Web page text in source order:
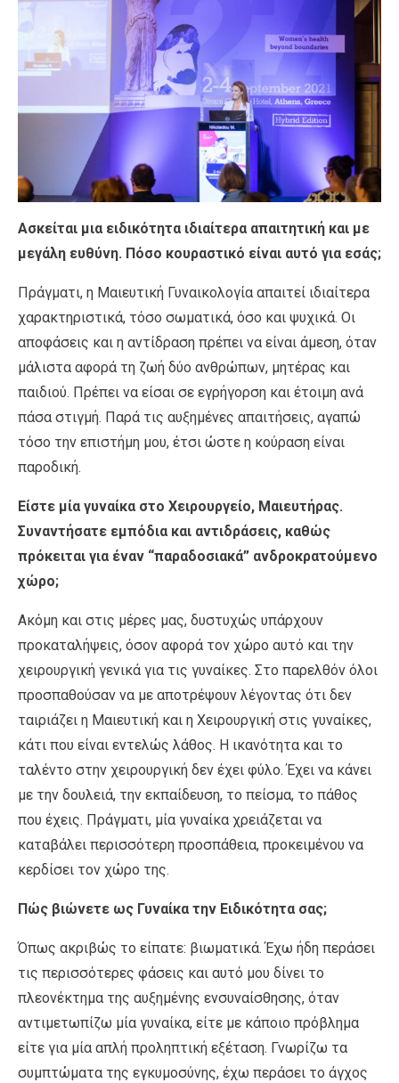
Ασκείται μια ειδικότητα ιδιαίτερα απαιτητική και με
μεγάλη ευθύνη. Πόσο κουραστικό είναι αυτό για εσάς;
Πράγματι, η Μαιευτική Γυναικολογία απαιτεί ιδιαίτερα
χαρακτηριστικά, τόσο σωματικά, όσο και ψυχικά. Οι
αποφάσεις και η αντίδραση πρέπει να είναι άμεση, όταν
μάλιστα αφορά τη ζωή δύο ανθρώπων, μητέρας και
παιδιού. Πρέπει να είσαι σε εγρήγορση και έτοιμη ανά
πάσα στιγμή. Παρά τις αυξημένες απαιτήσεις, αγαπώ
τόσο την επιστήμη μου, έτσι ώστε η κούραση είναι
παροδική.
Είστε μία γυναίκα στο Χειρουργείο, Μαιευτήρας.
Συναντήσατε εμπόδια και αντιδράσεις, καθώς
πρόκειται για έναν “παραδοσιακά” ανδροκρατούμενο
χώρο;
Ακόμη και στις μέρες μας, δυστυχώς υπάρχουν
προκαταλήψεις, όσον αφορά τον χώρο αυτό και την
χειρουργική γενικά για τις γυναίκες. Στο παρελθόν όλοι
προσπαθούσαν να με αποτρέψουν λέγοντας ότι δεν
ταιριάζει η Μαιευτική και η Χειρουργική στις γυναίκες,
κάτι που είναι εντελώς λάθος. Η ικανότητα και το
ταλέντο στην χειρουργική δεν έχει φύλο. Έχει να κάνει
με την δουλειά, την εκπαίδευση, το πείσμα, το πάθος
που έχεις. Πράγματι, μία γυναίκα χρειάζεται να
καταβάλει περισσότερη προσπάθεια, προκειμένου να
κερδίσει τον χώρο της.
Πώς βιώνετε ως Γυναίκα την Ειδικότητα σας;
Όπως ακριβώς το είπατε: βιωματικά. Έχω ήδη περάσει
τις περισσότερες φάσεις και αυτό μου δίνει το
πλεονέκτημα της αυξημένης ενσυναίσθησης, όταν
αντιμετωπίζω μία γυναίκα, είτε με κάποιο πρόβλημα
είτε για μία απλή προληπτική εξέταση. Γνωρίζω τα
συμπτώματα της εγκυμοσύνης, έχω περάσει το άγχος